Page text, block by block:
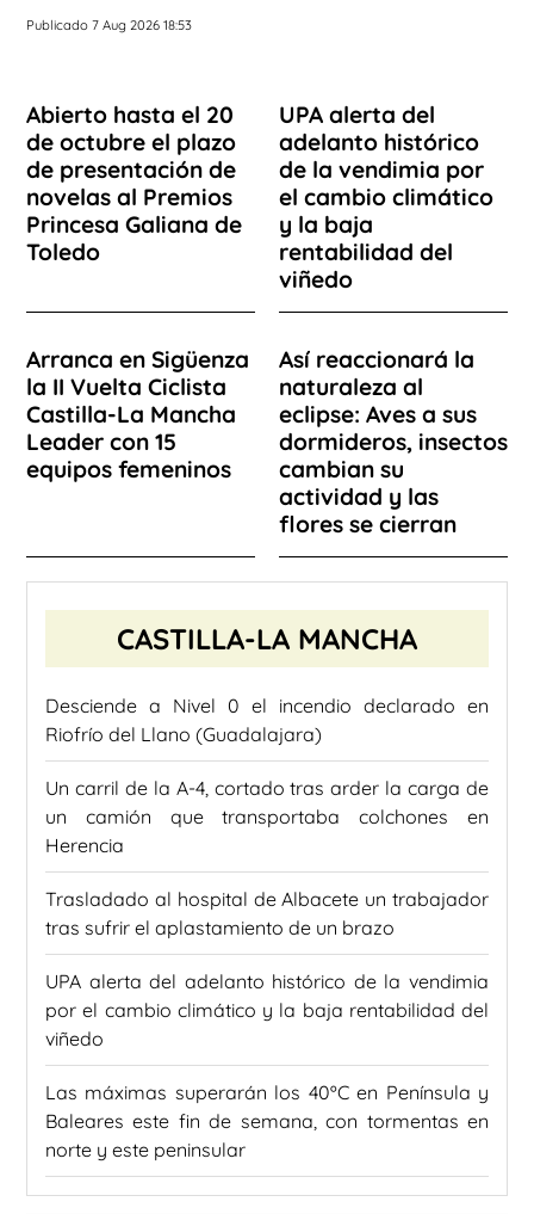
Publicado 7 Aug 2026 18:53
Abierto hasta el 20
de octubre el plazo
de presentación de
novelas al Premios
Princesa Galiana de
Toledo
UPA alerta del
adelanto histórico
de la vendimia por
el cambio climático
y la baja
rentabilidad del
viñedo
Arranca en Sigüenza
la II Vuelta Ciclista
Castilla-La Mancha
Leader con 15
equipos femeninos
Así reaccionará la
naturaleza al
eclipse: Aves a sus
dormideros, insectos
cambian su
actividad y las
flores se cierran
CASTILLA-LA MANCHA
Desciende a Nivel 0 el incendio declarado en
Riofrío del Llano (Guadalajara)
Un carril de la A-4, cortado tras arder la carga de
un camión que transportaba colchones en
Herencia
Trasladado al hospital de Albacete un trabajador
tras sufrir el aplastamiento de un brazo
UPA alerta del adelanto histórico de la vendimia
por el cambio climático y la baja rentabilidad del
viñedo
Las máximas superarán los 40ºC en Península y
Baleares este fin de semana, con tormentas en
norte y este peninsular